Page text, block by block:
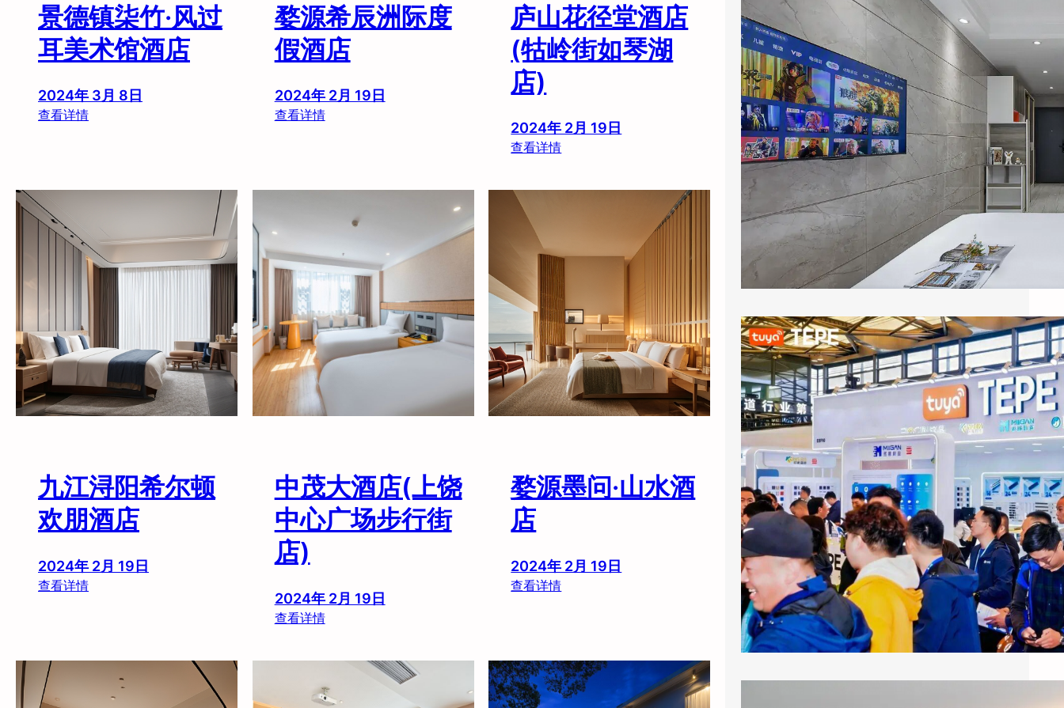
景德镇柒竹·风过
耳美术馆酒店
2024年 3月 8日
查看详情：
柒
风
过
耳
美
馆
酒
婺源希辰洲际度
假酒店
2024年 2月 19日
查看详情：
辰
假
酒
庐山花径堂酒店
(牯岭街如琴湖
店)
2024年 2月 19日
查看详情：
酒
店
(
牯
岭
街
如
琴
湖
九江浔阳希尔顿
欢朋酒店
2024年 2月 19日
查看详情：
阳
中茂大酒店(上饶
中心广场步行街
店)
2024年 2月 19日
查看详情：
酒
婺源墨问·山水酒
店
2024年 2月 19日
查看详情：
问
·
山
…
涂鸦智能以AI蓝牙直连方案切入酒店赛道：去中心化架构破解智能化改造三大痛点
2026上海国际酒店展期间，涂鸦智能
（NYSE：TUYA，HKEX：2391）的展区成为
E7馆人气最旺的展位之…